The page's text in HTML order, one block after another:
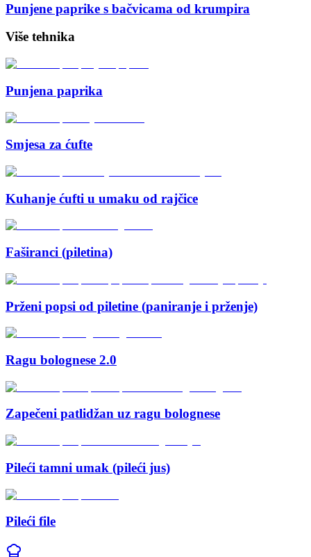
Punjene paprike s bačvicama od krumpira
Više tehnika
Punjena paprika
Smjesa za ćufte
Kuhanje ćufti u umaku od rajčice
Faširanci (piletina)
Prženi popsi od piletine (paniranje i prženje)
Ragu bolognese 2.0
Zapečeni patlidžan uz ragu bolognese
Pileći tamni umak (pileći jus)
Pileći file